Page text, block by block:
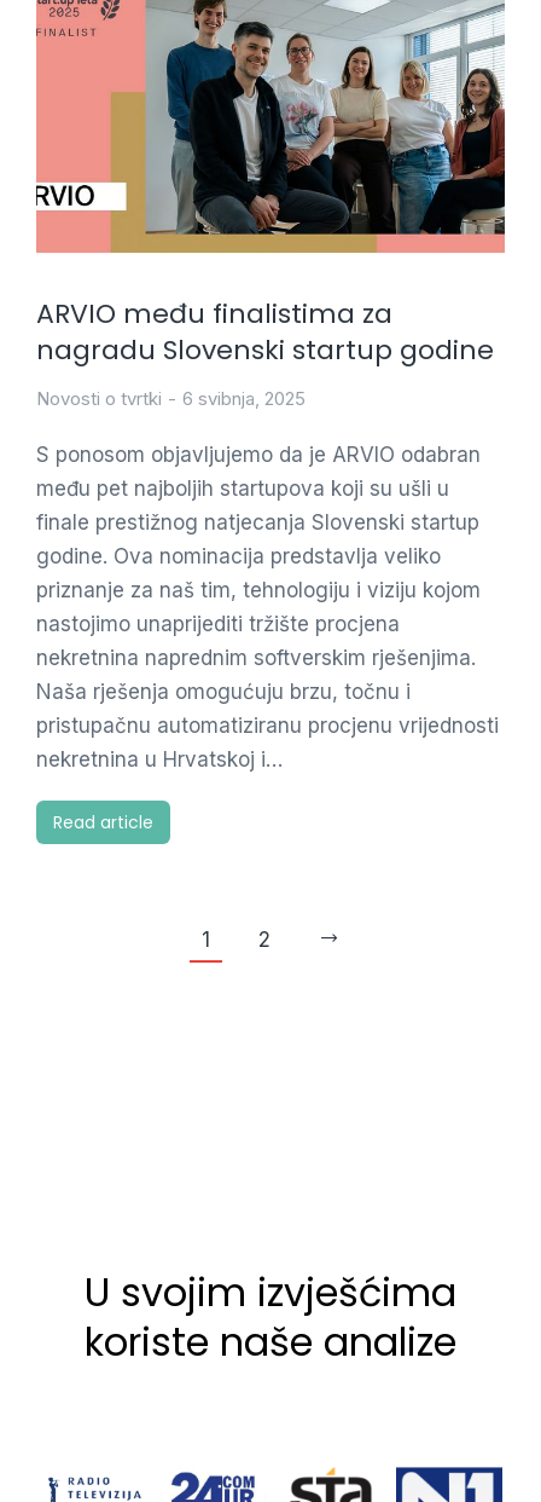
ARVIO među finalistima za
nagradu Slovenski startup godine
Novosti o tvrtki 6 svibnja, 2025
S ponosom objavljujemo da je ARVIO odabran
među pet najboljih startupova koji su ušli u
finale prestižnog natjecanja Slovenski startup
godine. Ova nominacija predstavlja veliko
priznanje za naš tim, tehnologiju i viziju kojom
nastojimo unaprijediti tržište procjena
nekretnina naprednim softverskim rješenjima.
Naša rješenja omogućuju brzu, točnu i
pristupačnu automatiziranu procjenu vrijednosti
nekretnina u Hrvatskoj i…
Read article
1 2
U svojim izvješćima
koriste naše analize